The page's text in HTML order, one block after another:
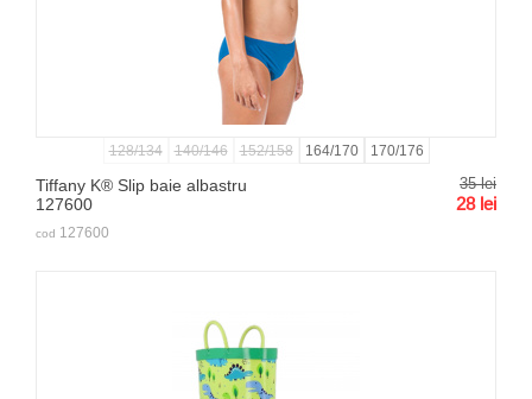
128/134 140/146 152/158 164/170 170/176
Tiffany K® Slip baie albastru
127600
35 lei
28 lei
cod 127600